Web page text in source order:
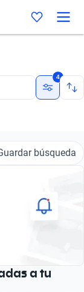
4
búsqueda
a tu